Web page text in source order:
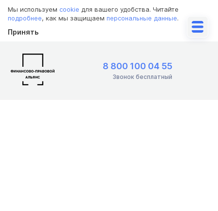
Мы используем cookie для вашего удобства. Читайте
подробнее, как мы защищаем персональные данные.
Принять
8 800 100 04 55
Звонок бесплатный